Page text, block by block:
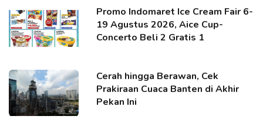
Promo Indomaret Ice Cream Fair 6-
19 Agustus 2026, Aice Cup-
Concerto Beli 2 Gratis 1
Cerah hingga Berawan, Cek
Prakiraan Cuaca Banten di Akhir
Pekan Ini